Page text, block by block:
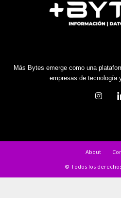
Más Bytes emerge como una
empresas de tecnología
About
© Todos los